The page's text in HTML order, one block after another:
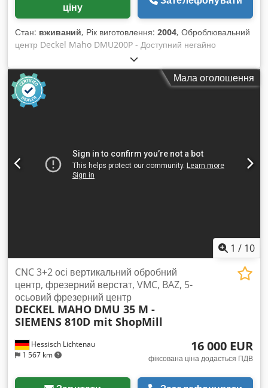
ціну
Стан: вживаний, Рік виготовлення: 2004, Оброблювальний
центр Deckel Maho DMU200P - Доступний негайно
Dkjdpfezaxmuex Aixor - Експорт по всьому світу
Управління: Heidenhain iTNC530 Ходи по осях: X-2000 мм,
Y-1800 мм, Z-1100 мм Стіл: 1700 мм x 1400 мм Швидкість
обертання шпинделя: 10 000 об/хв, 44 кВт Конус шпинделя:
HSK-A100 Магазин інструментів: 60 місць Внутрішня подача
Heidenhain Режим роботи: 4 Вимірювання інструменту:
Blum Laser
Мала оголошення
1 / 10
Hessisch Lichtenau
1 567 km
CNC 3+2 осі вертикальний обробний
центр, фрезерний верстат, VMC, BAZ, 5-
осьовий фрезерний центр
DECKEL MAHO DMU 35 M -
SIEMENS 810D mit ShopMill
16 000 EUR
фіксована ціна додається ПДВ